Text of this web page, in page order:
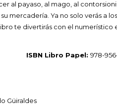
al payaso, al mago, al
mercadería. Ya no solo verás a
te divertirás con el
ISBN Libro Papel: 978-
Güiraldes